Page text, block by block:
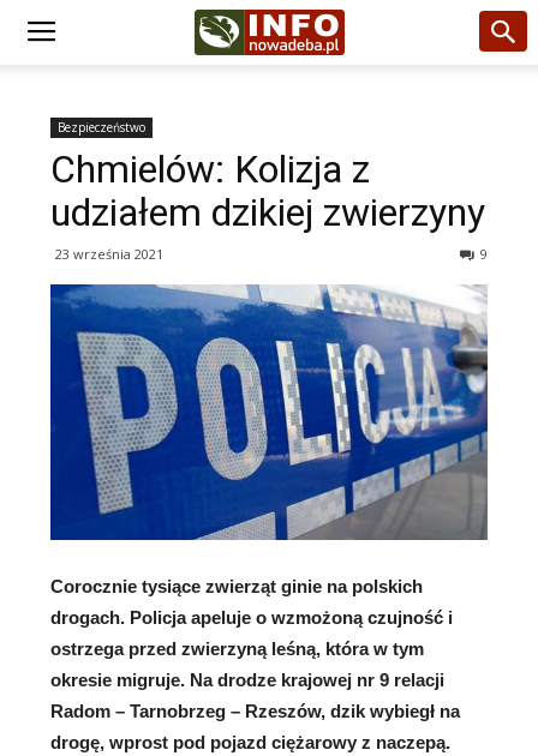
Bezpieczeństwo
Chmielów: Kolizja z
udziałem dzikiej zwierzyny
23 września 2021 9
Corocznie tysiące zwierząt ginie na polskich
drogach. Policja apeluje o wzmożoną czujność i
ostrzega przed zwierzyną leśną, która w tym
okresie migruje. Na drodze krajowej nr 9 relacji
Radom – Tarnobrzeg – Rzeszów, dzik wybiegł na
drogę, wprost pod pojazd ciężarowy z naczepą.